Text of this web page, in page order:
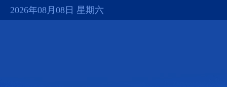
2026年08月08日 星期六